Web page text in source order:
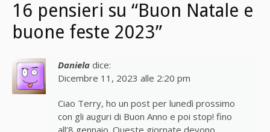
16 pensieri su “Buon Natale e
buone feste 2023”
Daniela dice:
Dicembre 11, 2023 alle 2:20 pm
Ciao Terry, ho un post per lunedì prossimo
con gli auguri di Buon Anno e poi stop! fino
all’8 gennaio. Queste giornate devono